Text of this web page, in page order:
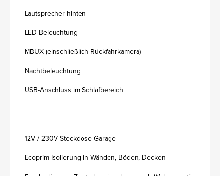
Lautsprecher hinten
LED-Beleuchtung
MBUX (einschließlich Rückfahrkamera)
Nachtbeleuchtung
USB-Anschluss im Schlafbereich
12V / 230V Steckdose Garage
Ecoprim-Isolierung in Wänden, Böden, Decken